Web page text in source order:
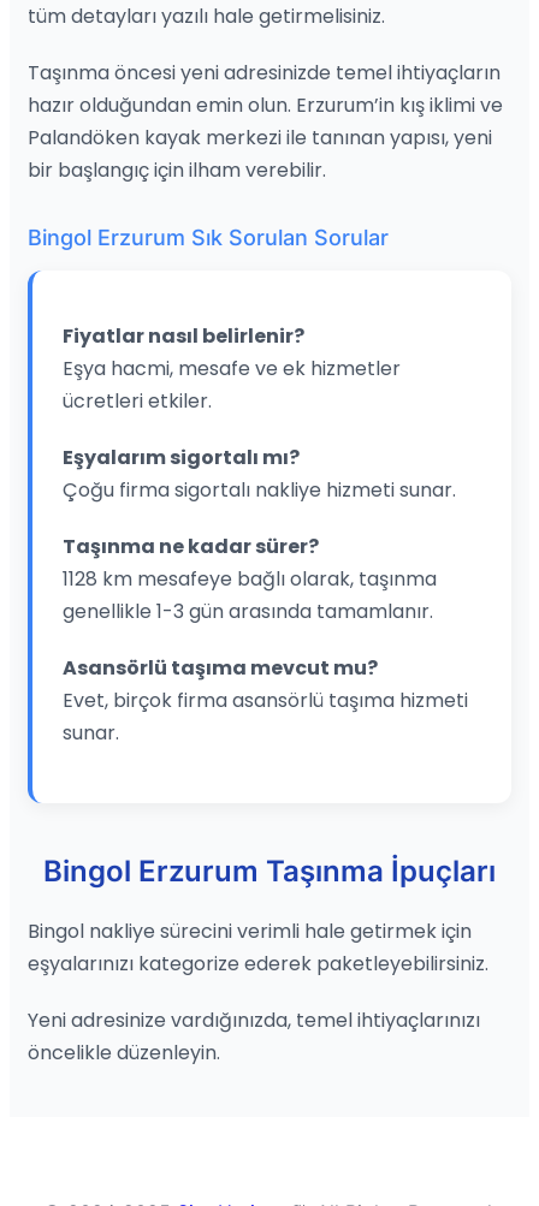
tüm detayları yazılı hale getirmelisiniz.
Taşınma öncesi yeni adresinizde temel ihtiyaçların
hazır olduğundan emin olun. Erzurum’in kış iklimi ve
Palandöken kayak merkezi ile tanınan yapısı, yeni
bir başlangıç için ilham verebilir.
Bingol Erzurum Sık Sorulan Sorular
Fiyatlar nasıl belirlenir?
Eşya hacmi, mesafe ve ek hizmetler
ücretleri etkiler.
Eşyalarım sigortalı mı?
Çoğu firma sigortalı nakliye hizmeti sunar.
Taşınma ne kadar sürer?
1128 km mesafeye bağlı olarak, taşınma
genellikle 1-3 gün arasında tamamlanır.
Asansörlü taşıma mevcut mu?
Evet, birçok firma asansörlü taşıma hizmeti
sunar.
Bingol Erzurum Taşınma İpuçları
Bingol nakliye sürecini verimli hale getirmek için
eşyalarınızı kategorize ederek paketleyebilirsiniz.
Yeni adresinize vardığınızda, temel ihtiyaçlarınızı
öncelikle düzenleyin.